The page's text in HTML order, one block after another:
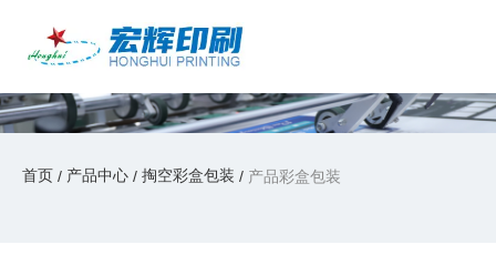
产品中心
首页/产品中心 /掏空彩盒包装 /产品彩盒包装
产品中心
首页 / 产品中心 / 掏空彩盒包装 / 产品彩盒包装